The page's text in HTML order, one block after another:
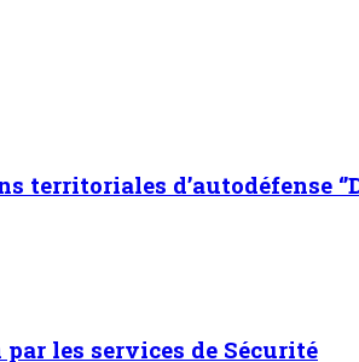
d’autodéfense
les services de Sécurité